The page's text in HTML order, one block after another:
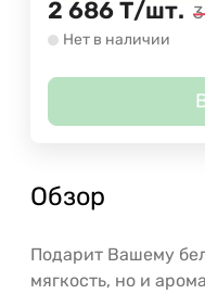
2 686 Т/шт.
Нет в наличии
Обзор
Подарит Вашему
мягкость, но и